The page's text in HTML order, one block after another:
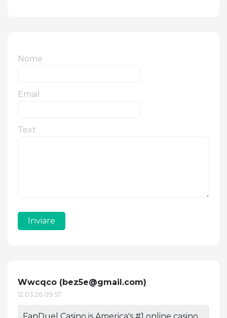
Nome
Email
Text
Inviare
Wwcqco (bez5e@gmail.com)
12.03.26 09:57